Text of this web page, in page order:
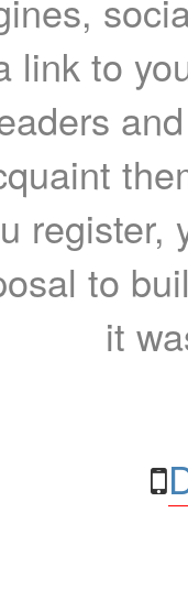
link to
register,
to
it